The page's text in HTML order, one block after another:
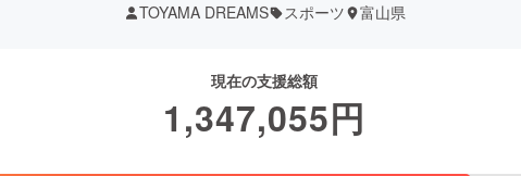
TOYAMA DREAMS スポーツ 富山県
現在の支援総額
1,347,055円